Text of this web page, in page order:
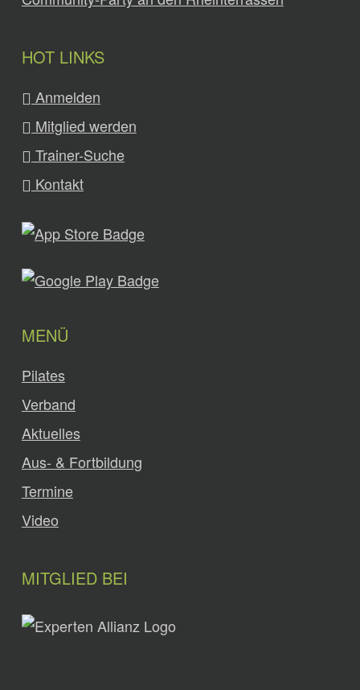
HOT LINKS
Anmelden
Mitglied werden
Trainer-Suche
Kontakt
MENÜ
Pilates
Verband
Aktuelles
Aus- & Fortbildung
Termine
Video
MITGLIED BEI